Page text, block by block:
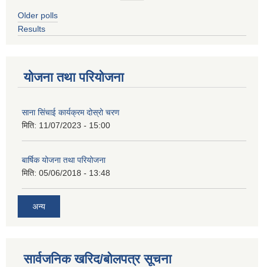
Older polls
Results
योजना तथा परियोजना
साना सिंचाई कार्यक्रम दोस्रो चरण
मिति: 11/07/2023 - 15:00
बार्षिक योजना तथा परियोजना
मिति: 05/06/2018 - 13:48
अन्य
सार्वजनिक खरिद/बोलपत्र सूचना